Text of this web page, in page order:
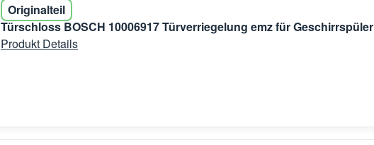
Originalteil
Türschloss BOSCH 10006917 Türverriegelung emz für Geschirrspüler
Produkt Details